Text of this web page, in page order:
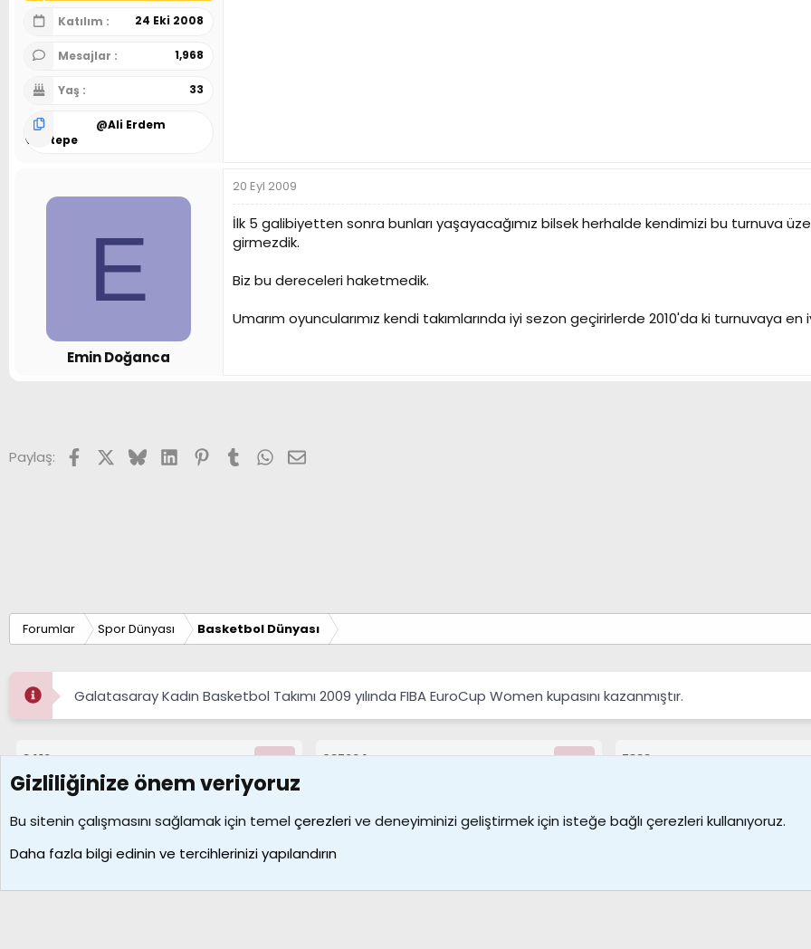
Katılım
24 Eki 2008
Mesajlar 1,968
Yaş 33
@Ali Erdem
Güntepe
E
Emin Doğanca
20 Eyl 2009
İlk 5 galibiyetten sonra bunları yaşayacağımız bilsek herhalde kendimizi bu turnuva
girmezdik.
Biz bu dereceleri haketmedik.
Umarım oyuncularımız kendi takımlarında iyi sezon geçirirlerde 2010'da ki turnuvaya en
Paylaş: FacebookX (Twitter)
BlueskyLinkedInPinterest
Tumblr WhatsApp
E-posta
Forumlar Spor Dünyası Basketbol Dünyası
Galatasaray Kadın Basketbol Takımı 2009 yılında FIBA EuroCup Women kupasını kazanmıştır.
8412
Konular
687224
7388
Çerezler Bize ulaşın
Galatasaray Basketbol | GS Basket Taraftar Platformu
Gizliliğinize önem veriyoruz
Bu sitenin çalışmasını sağlamak için temelçerezlerive deneyiminizi geliştirmek için isteğe bağlı çerezleri kullanıyoruz.
Daha fazla bilgi edinin ve tercihlerinizi yapılandırın